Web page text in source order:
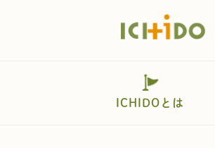
ICHIDOとは